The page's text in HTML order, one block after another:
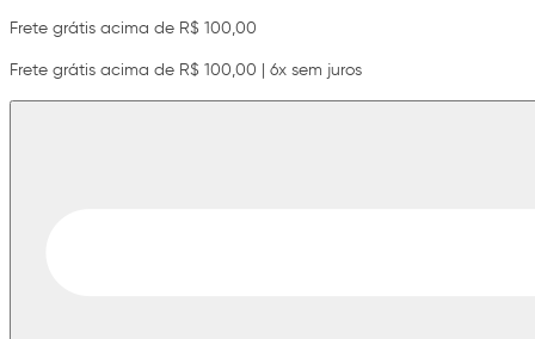
Frete grátis acima de R$ 100,00
Frete grátis acima de R$ 100,00 | 6x sem juros